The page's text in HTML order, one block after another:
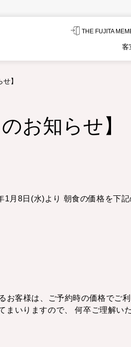
THE FUJITA
客
】
お知らせ】
月8日(水)より 朝食の価格を下
客様は、ご予約時の価格でご
いりますので、 何卒ご理解い